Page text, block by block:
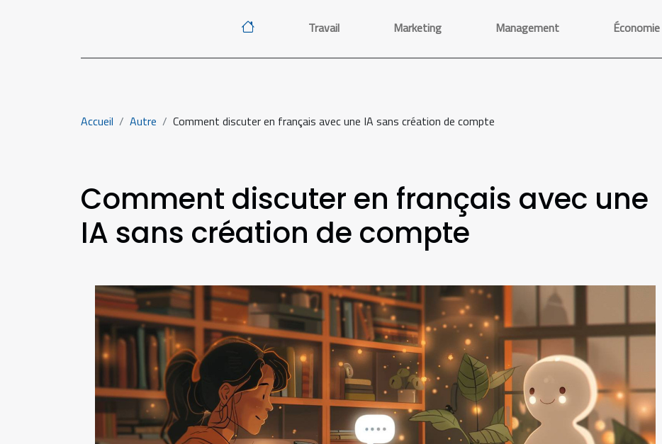
Travail Marketing Management Économie
Accueil Autre Comment discuter en français avec une IA sans création de compte
Comment discuter en français avec une
IA sans création de compte